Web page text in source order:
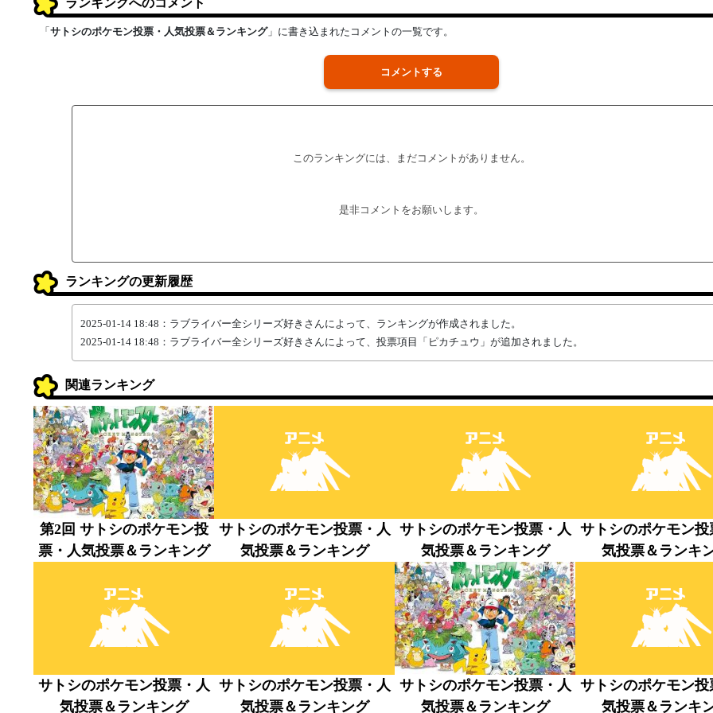
ランキングへのコメント
「 サトシのポケモン投票・人気投票＆ランキング」に書き込まれたコメントの一覧です。
コメントする
このランキングには、まだコメントがありません。
是非コメントをお願いします。
ランキングの更新履歴
2025-01-14 18:48：ラブライバー全シリーズ好きさんによって、ランキングが作成されました。
2025-01-14 18:48：ラブライバー全シリーズ好きさんによって、投票項目「ピカチュウ」が追加されました。
関連ランキング
第2回 サトシのポケモン投
票・人気投票＆ランキング
サトシのポケモン投票・人
気投票＆ランキング
サトシのポケモン投票・人
気投票＆ランキング
サトシのポケモン投
気投票＆ランキ
サトシのポケモン投票・人
気投票＆ランキング
サトシのポケモン投票・人
気投票＆ランキング
サトシのポケモン投票・人
気投票＆ランキング
サトシのポケモン投
気投票＆ランキ